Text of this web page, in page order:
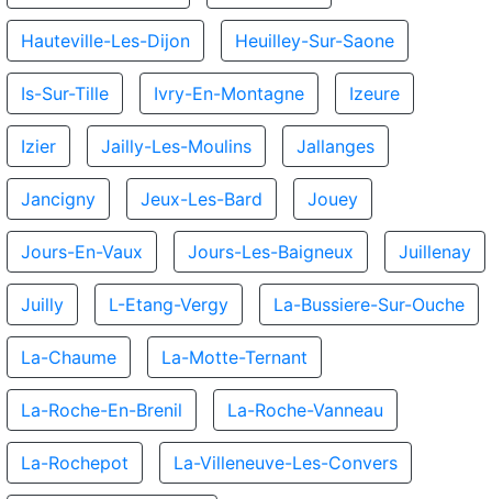
Hauteville-Les-Dijon Heuilley-Sur-Saone
Is-Sur-Tille Ivry-En-Montagne Izeure
Izier Jailly-Les-Moulins Jallanges
Jancigny Jeux-Les-Bard Jouey
Jours-En-Vaux Jours-Les-Baigneux Juillenay
Juilly L-Etang-Vergy La-Bussiere-Sur-Ouche
La-Chaume La-Motte-Ternant
La-Roche-En-Brenil La-Roche-Vanneau
La-Rochepot La-Villeneuve-Les-Convers